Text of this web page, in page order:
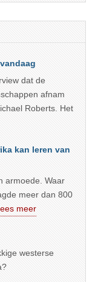
dat de
afnam
Roberts. Het
kan leren van
armoede. Waar
meer dan 800
meer
westerse